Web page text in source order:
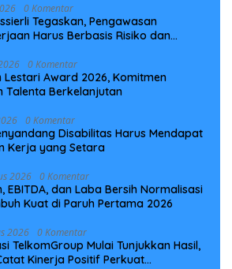
0 Komentar
Tegaskan, Pengawasan
Harus Berbasis Risiko dan
0 Komentar
Lestari Award 2026, Komitmen
Talenta Berkelanjutan
0 Komentar
Disabilitas Harus Mendapat
Kerja yang Setara
2026 0 Komentar
EBITDA, dan Laba Bersih Normalisasi
Kuat di Paruh Pertama 2026
2026 0 Komentar
TelkomGroup Mulai Tunjukkan Hasil,
Kinerja Positif Perkuat